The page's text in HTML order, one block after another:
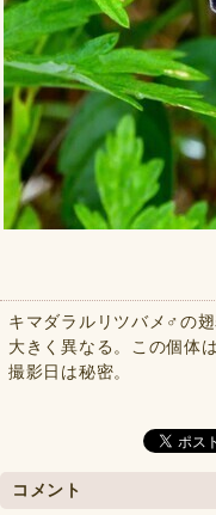
キマダラルリツバメ♂の
大きく異なる。この個体
撮影日は秘密。
コメント